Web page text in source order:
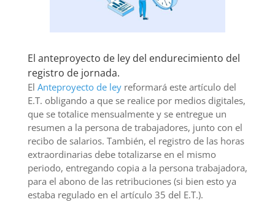
El anteproyecto de ley del endurecimiento del
registro de jornada.
El Anteproyecto de leyreformará este artículo del
E.T. obligando a que se realice por medios digitales,
que se totalice mensualmente y se entregue un
resumen a la persona de trabajadores, junto con el
recibo de salarios. También, el registro de las horas
extraordinarias debe totalizarse en el mismo
periodo, entregando copia a la persona trabajadora,
para el abono de las retribuciones (si bien esto ya
estaba regulado en el artículo 35 del E.T.).